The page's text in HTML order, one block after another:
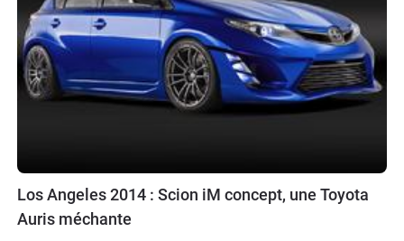
Los Angeles 2014 : Scion iM concept, une Toyota
Auris méchante